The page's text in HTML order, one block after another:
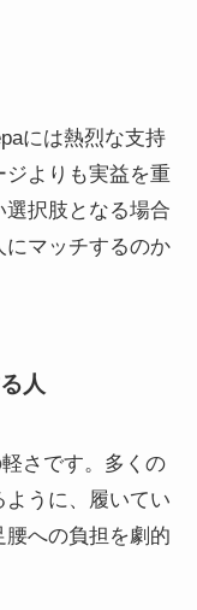
には熱烈な支持
ジよりも実益を重
択肢となる場合
にマッチするのか
人
さです。多くの
うに、履いてい
への負担を劇的